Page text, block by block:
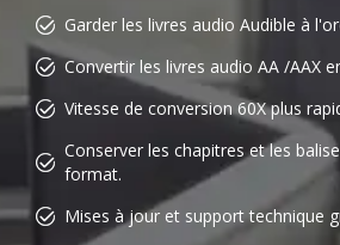
Garder les livres audio Audible à
Convertir les livres audio AA /AAX
Vitesse de conversion 60X plus
Conserver les chapitres et les
format.
Mises à jour et support technique